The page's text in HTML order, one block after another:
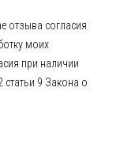
отзыва согласия
моих
при наличии
статьи 9 Закона о